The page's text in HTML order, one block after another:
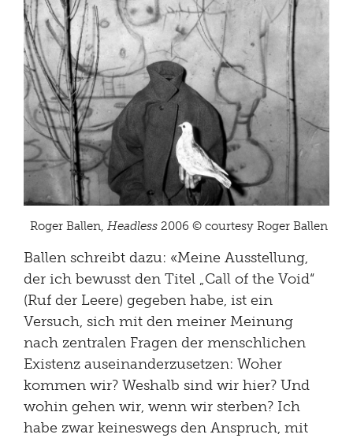
Roger Ballen, Headless 2006 © courtesy Roger Ballen
Ballen schreibt dazu: «Meine Ausstellung,
der ich bewusst den Titel „Call of the Void“
(Ruf der Leere) gegeben habe, ist ein
Versuch, sich mit den meiner Meinung
nach zentralen Fragen der menschlichen
Existenz auseinanderzusetzen: Woher
kommen wir? Weshalb sind wir hier? Und
wohin gehen wir, wenn wir sterben? Ich
habe zwar keineswegs den Anspruch, mit